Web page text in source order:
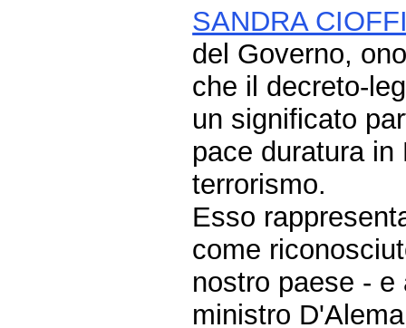
SANDRA
del Governo,
che il decreto-
un significato
pace duratura
terrorismo.
Esso
come
nostro paese -
ministro